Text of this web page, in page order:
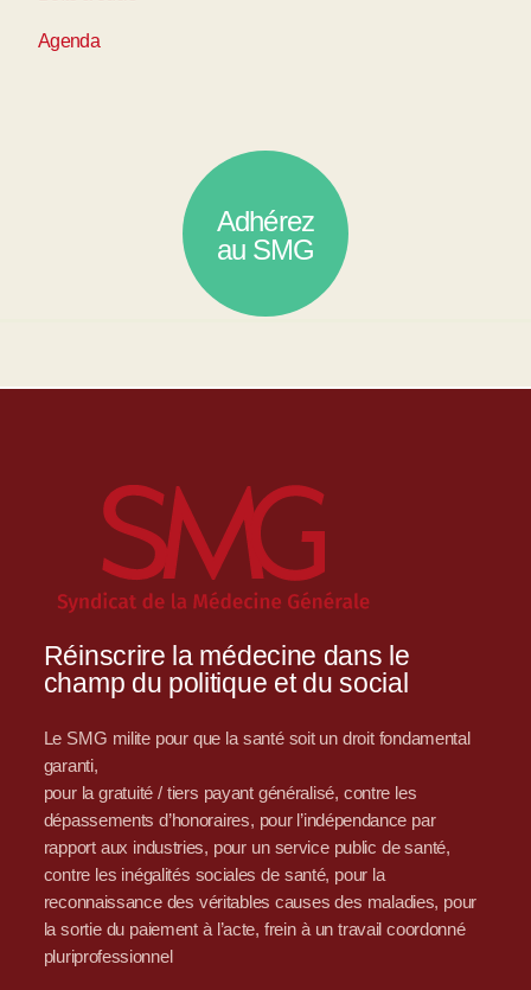
Agenda
Adhérez
au SMG
Réinscrire la médecine dans le
champ du politique et du social
Le SMG milite pour que la santé soit un droit fondamental
garanti,
pour la gratuité / tiers payant généralisé, contre les
dépassements d’honoraires, pour l’indépendance par
rapport aux industries, pour un service public de santé,
contre les inégalités sociales de santé, pour la
reconnaissance des véritables causes des maladies, pour
la sortie du paiement à l’acte, frein à un travail coordonné
pluriprofessionnel